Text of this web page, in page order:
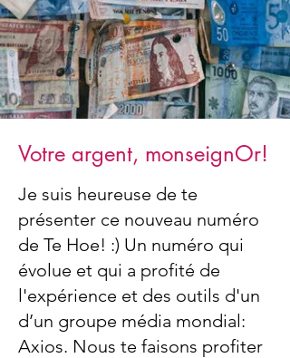
Votre argent, monseignOr!
Je suis heureuse de te
présenter ce nouveau numéro
de Te Hoe! :) Un numéro qui
évolue et qui a profité de
l'expérience et des outils d'un
d’un groupe média mondial:
Axios. Nous te faisons profiter